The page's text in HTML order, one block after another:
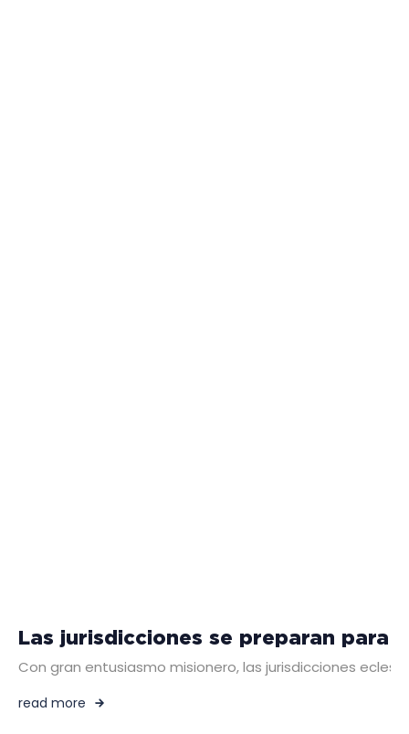
Las jurisdicciones se preparan para
Con gran entusiasmo misionero, las jurisdicciones
read more